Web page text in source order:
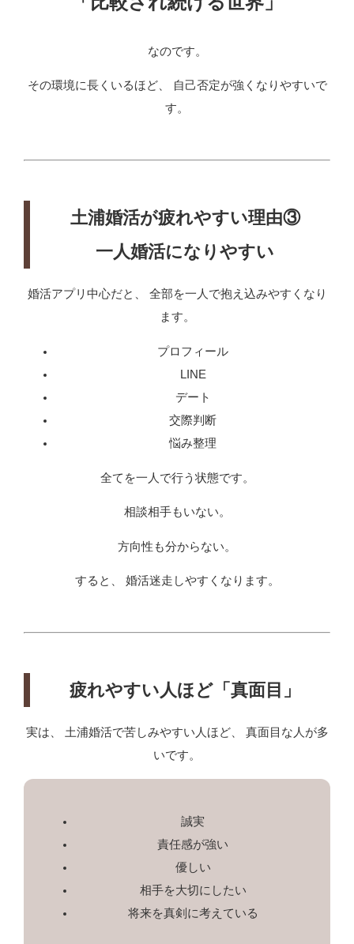
なのです。
その環境に長くいるほど、 自己否定が強くなりやすいで
す。
土浦婚活が疲れやすい理由③
一人婚活になりやすい
婚活アプリ中心だと、 全部を一人で抱え込みやすくなり
ます。
プロフィール
LINE
デート
交際判断
悩み整理
全てを一人で行う状態です。
相談相手もいない。
方向性も分からない。
すると、 婚活迷走しやすくなります。
疲れやすい人ほど「真面目」
実は、 土浦婚活で苦しみやすい人ほど、 真面目な人が多
いです。
誠実
責任感が強い
優しい
相手を大切にしたい
将来を真剣に考えている